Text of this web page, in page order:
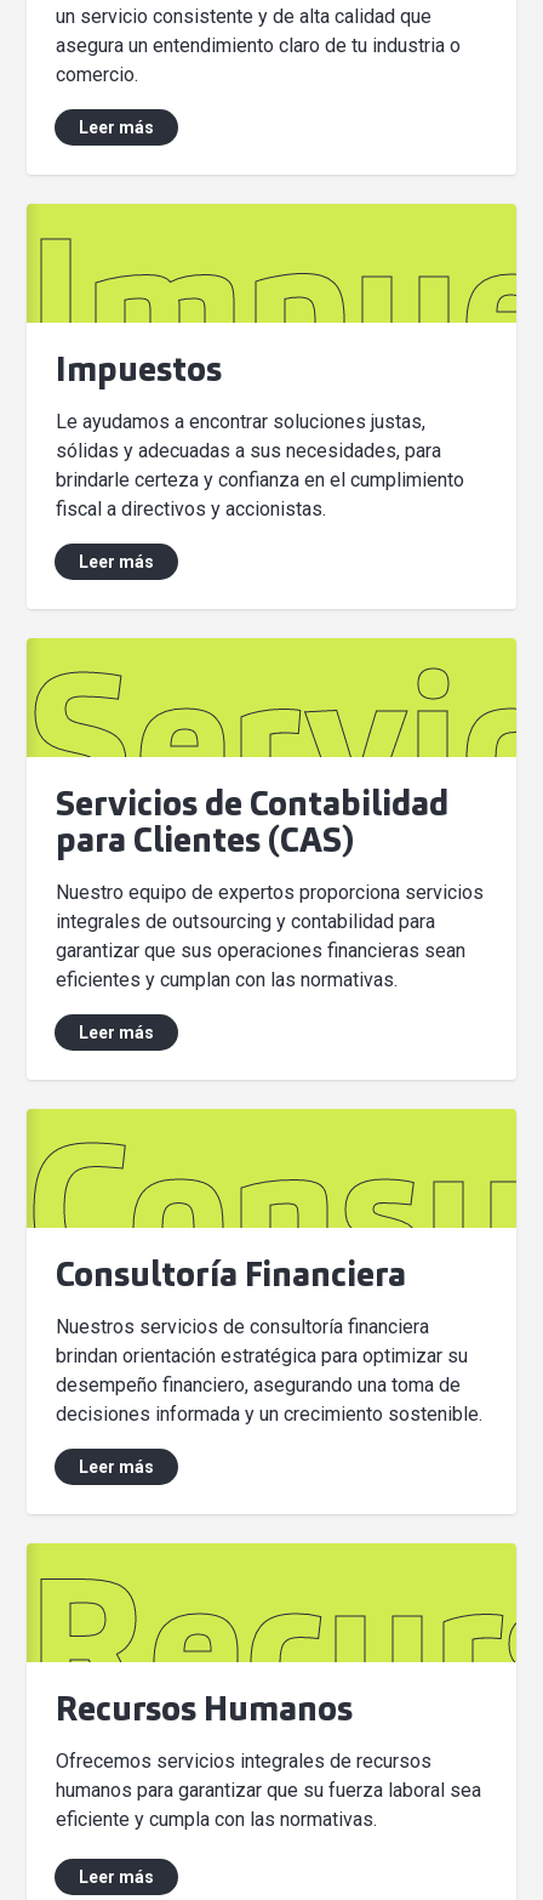
un servicio consistente y de alta calidad que
asegura un entendimiento claro de tu industria o
comercio.
Leer más
Impuestos
Le ayudamos a encontrar soluciones justas,
sólidas y adecuadas a sus necesidades, para
brindarle certeza y confianza en el cumplimiento
fiscal a directivos y accionistas.
Leer más
Servicios de Contabilidad
para Clientes (CAS)
Nuestro equipo de expertos proporciona servicios
integrales de outsourcing y contabilidad para
garantizar que sus operaciones financieras sean
eficientes y cumplan con las normativas.
Leer más
Consultoría Financiera
Nuestros servicios de consultoría financiera
brindan orientación estratégica para optimizar su
desempeño financiero, asegurando una toma de
decisiones informada y un crecimiento sostenible.
Leer más
Recursos Humanos
Ofrecemos servicios integrales de recursos
humanos para garantizar que su fuerza laboral sea
eficiente y cumpla con las normativas.
Leer más